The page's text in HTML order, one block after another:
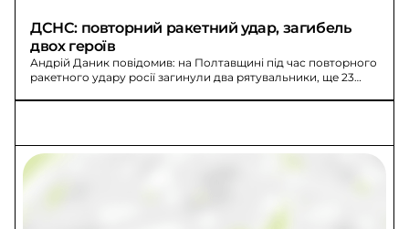
ДСНС: повторний ракетний удар, загибель
двох героїв
Андрій Даник повідомив: на Полтавщині під час повторного
ракетного удару росії загинули два рятувальники, ще 23